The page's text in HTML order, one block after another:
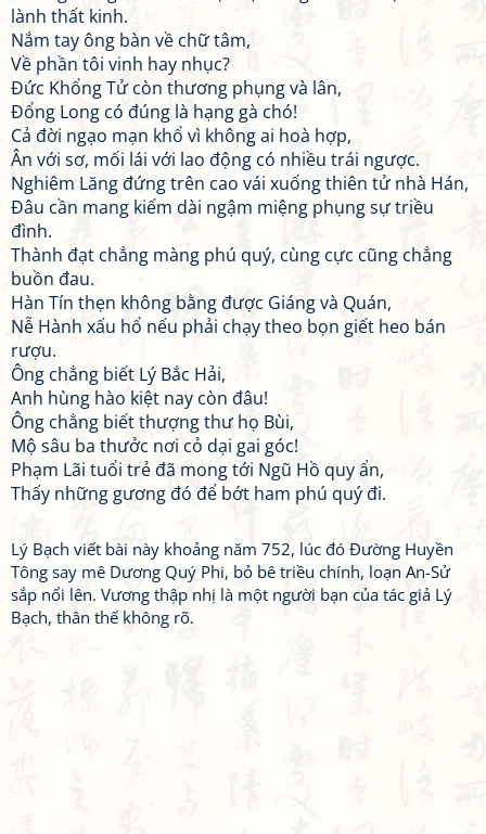
lành thất kinh.
Nắm tay ông bàn về chữ tâm,
Về phần tôi vinh hay nhục?
Đức Khổng Tử còn thương phụng và lân,
Đổng Long có đúng là hạng gà chó!
Cả đời ngạo mạn khổ vì không ai hoà hợp,
Ân với sơ, mối lái với lao động có nhiều trái ngược.
Nghiêm Lăng đứng trên cao vái xuống thiên tử nhà Hán,
Đâu cần mang kiếm dài ngậm miệng phụng sự triều
đình.
Thành đạt chẳng màng phú quý, cùng cực cũng chẳng
buồn đau.
Hàn Tín thẹn không bằng được Giáng và Quán,
Nễ Hành xấu hổ nếu phải chạy theo bọn giết heo bán
rượu.
Ông chẳng biết Lý Bắc Hải,
Anh hùng hào kiệt nay còn đâu!
Ông chẳng biết thượng thư họ Bùi,
Mộ sâu ba thưởc nơi cỏ dại gai góc!
Phạm Lãi tuổi trẻ đã mong tới Ngũ Hồ quy ẩn,
Thấy những gương đó để bớt ham phú quý đi.
Lý Bạch viết bài này khoảng năm 752, lúc đó Đường Huyền
Tông say mê Dương Quý Phi, bỏ bê triều chính, loạn An-Sử
sắp nổi lên. Vương thập nhị là một người bạn của tác giả Lý
Bạch, thân thế không rõ.